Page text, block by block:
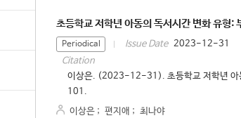
초등학교 저학년 아동의 독서시간 변화 유형
Periodical Issue Date 2023-12-31
Citation
이상은. (2023-12-31). 초등학교 저학년 아
101.
이상은 ; 편지애 ; 최나야